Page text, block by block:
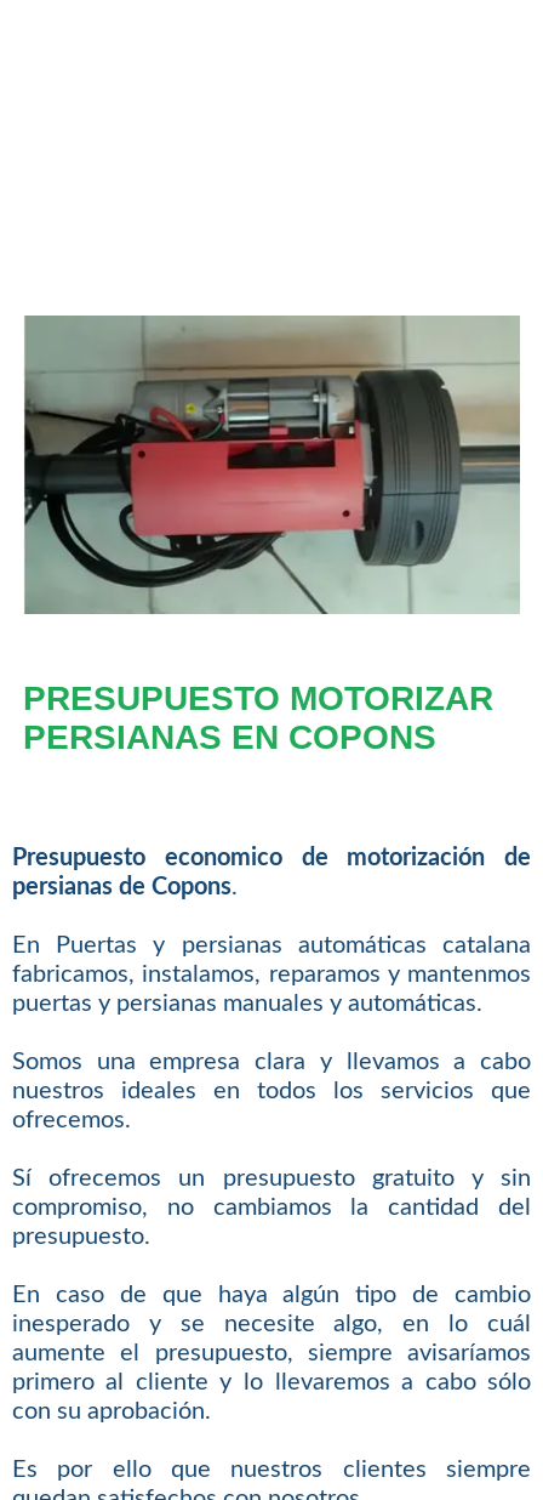
PRESUPUESTO MOTORIZAR
PERSIANAS EN COPONS
Presupuesto economico de motorización de
persianas de Copons.
En Puertas y persianas automáticas catalana
fabricamos, instalamos, reparamos y mantenmos
puertas y persianas manuales y automáticas.
Somos una empresa clara y llevamos a cabo
nuestros ideales en todos los servicios que
ofrecemos.
Sí ofrecemos un presupuesto gratuito y sin
compromiso, no cambiamos la cantidad del
presupuesto.
En caso de que haya algún tipo de cambio
inesperado y se necesite algo, en lo cuál
aumente el presupuesto, siempre avisaríamos
primero al cliente y lo llevaremos a cabo sólo
con su aprobación.
Es por ello que nuestros clientes siempre